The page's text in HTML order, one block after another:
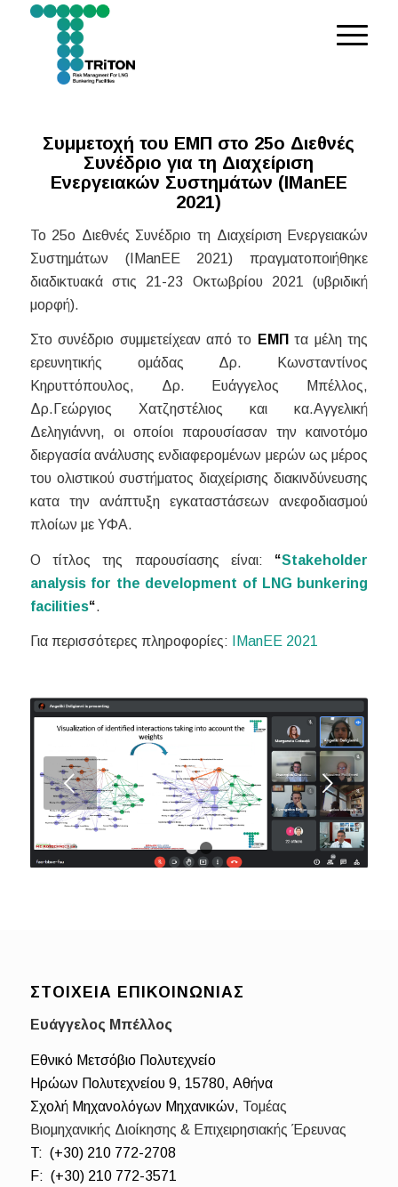
Συμμετοχή του ΕΜΠ στο 25ο Διεθνές
Συνέδριο για τη Διαχείριση
Ενεργειακών Συστημάτων (IManEE
2021)
Το 25o Διεθνές Συνέδριο τη Διαχείριση Ενεργειακών
Συστημάτων (IManEE 2021) πραγματοποιήθηκε
διαδικτυακά στις 21-23 Οκτωβρίου 2021 (υβριδική
μορφή).
Στο συνέδριο συμμετείχεαν από το ΕΜΠ τα μέλη της
ερευνητικής ομάδας Δρ. Κωνσταντίνος
Κηρυττόπουλος, Δρ. Ευάγγελος Μπέλλος,
Δρ.Γεώργιος Χατζηστέλιος και κα.Αγγελική
Δεληγιάννη, οι οποίοι παρουσίασαν την καινοτόμο
διεργασία ανάλυσης ενδιαφερομένων μερών ως μέρος
του ολιστικού συστήματος διαχείρισης διακινδύνευσης
κατα την ανάπτυξη εγκαταστάσεων ανεφοδιασμού
πλοίων με ΥΦΑ.
Ο τίτλος της παρουσίασης είναι: “Stakeholder
analysis for the development of LNG bunkering
facilities“.
Για περισσότερες πληροφορίες: IManEE 2021
Next
ΣΤΟΙΧΕΊΑ ΕΠΙΚΟΙΝΩΝΊΑΣ
Ευάγγελος Μπέλλος
Eθνικό Mετσόβιο Πολυτεχνείο
Ηρώων Πολυτεχνείου 9, 15780, Αθήνα
Σχολή Mηχανολόγων Μηχανικών, Τομέας
Βιομηχανικής Διοίκησης & Επιχειρησιακής Έρευνας
T: (+30) 210 772-2708
F: (+30) 210 772-3571